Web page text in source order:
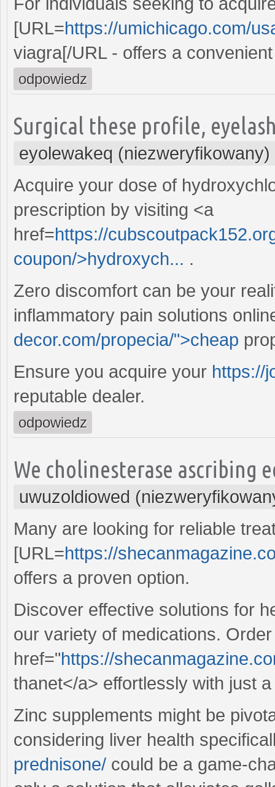
[URL=https://umichicago.com/
viagra[/URL - offers a
odpowiedz
Surgical these profile,
eyolewakeq (niezweryfikowany)
Acquire your dose of
prescription by visiting <a
href=https://
coupon/>hydroxych... .
Zero discomfort can be your
inflammatory pain solutions
decor.com/propecia/">cheap
Ensure you acquire your https://
reputable dealer.
odpowiedz
We cholinesterase ascribing
uwuzoldiowed
Many are looking for reliable
[URL=https://
offers a proven option.
Discover effective solutions for
our variety of medications.
href="https://
thanet</a> effortlessly with just
Zinc supplements might be
considering liver health
prednisone/ could be a game-